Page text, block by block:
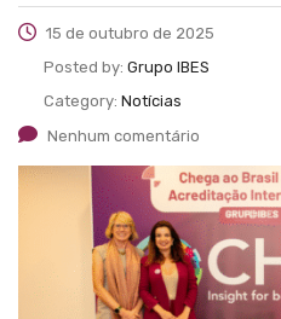
15 de outubro de 2025
Posted by: Grupo IBES
Category: Notícias
Nenhum comentário